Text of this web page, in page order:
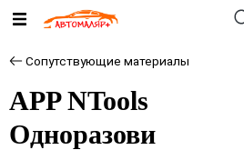
Сопутствующие материалы
APP NTools
Одноразови